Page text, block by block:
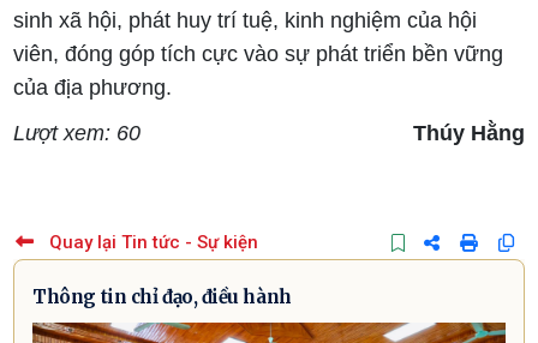
sinh xã hội, phát huy trí tuệ, kinh nghiệm của hội
viên, đóng góp tích cực vào sự phát triển bền vững
của địa phương.
Lượt xem: 60
Thúy Hằng
Quay lại Tin tức - Sự kiện
Thông tin chỉ đạo, điều hành